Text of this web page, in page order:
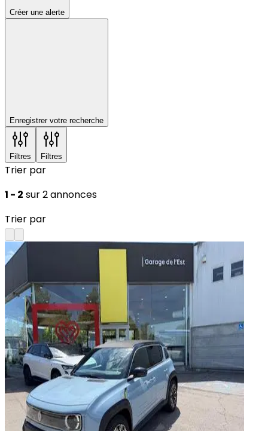
Créer une alerte
Enregistrer votre recherche
Filtres Filtres
Trier par
1 - 2 sur 2 annonces
Trier par